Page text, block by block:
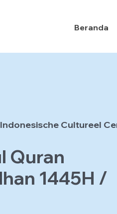
Beranda
Indonesische Cultureel
Quran
1445H /